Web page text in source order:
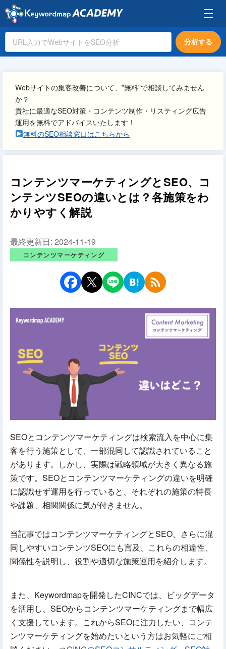
分析する
Webサイトの集客改善について、”無料”で相談してみません
か？
貴社に最適なSEO対策・コンテンツ制作・リスティング広告
運用を無料でアドバイスいたします！
無料のSEO相談窓口はこちらから
コンテンツマーケティングとSEO、コ
ンテンツSEOの違いとは？各施策をわ
かりやすく解説
最終更新日: 2024-11-19
コンテンツマーケティング
SEOとコンテンツマーケティングは検索流入を中心に集
客を行う施策として、一部混同して認識されていること
があります。しかし、実際は戦略領域が大きく異なる施
策です。SEOとコンテンツマーケティングの違いを明確
に認識せず運用を行っていると、それぞれの施策の特長
や課題、相関関係に気が付きません。
当記事ではコンテンツマーケティングとSEO、さらに混
同しやすいコンテンツSEOにも言及、これらの相違性、
関係性を説明し、役割や適切な施策運用を紹介します。
また、Keywordmapを開発したCINCでは、ビッグデータ
を活用し、SEOからコンテンツマーケティングまで幅広
く支援しています。これからSEOに注力したい、コンテ
ンツマーケティングを始めたいという方はお気軽にご相